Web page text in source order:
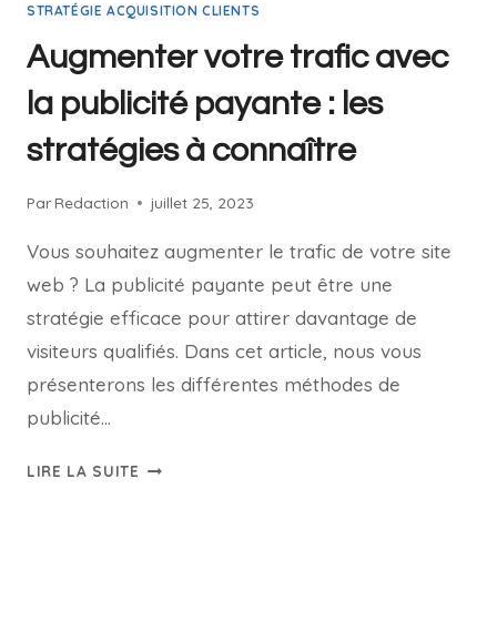
STRATÉGIE ACQUISITION CLIENTS
Augmenter votre trafic avec
la publicité payante : les
stratégies à connaître
Par Redaction juillet 25, 2023
Vous souhaitez augmenter le trafic de votre site
web ? La publicité payante peut être une
stratégie efficace pour attirer davantage de
visiteurs qualifiés. Dans cet article, nous vous
présenterons les différentes méthodes de
publicité…
LIRE LA SUITE